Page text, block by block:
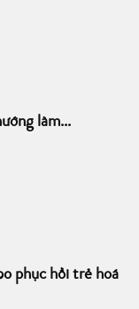
làm...
phục hồi trẻ hoá